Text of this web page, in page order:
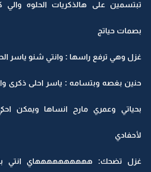
تبتسمين على هالذكريات الحلوه
بصمات حياتج
غزل وهي ترفع راسها : وانتي شنو ياسر
حنين بغصه وبتسامه : ياسر احلى ذكرى
بحياتي وعمري مارح انساها ويمكن
لأحفادي
غزل تضحك: ههههههههههاي انتي